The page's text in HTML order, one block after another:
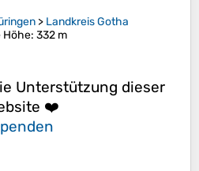
> Landkreis Gotha
Höhe: 332 m
Unterstützung dieser
❤️